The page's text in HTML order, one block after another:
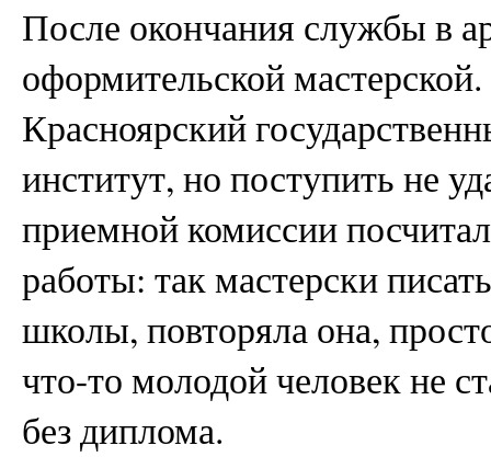
После окончания службы в
оформительской
Красноярский
институт, но поступить не
приемной комиссии
работы: так мастерски
школы, повторяла она,
что-то молодой человек не
без диплома.